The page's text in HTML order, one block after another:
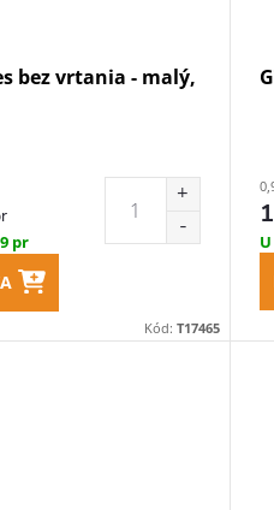
bez vrtania - malý,
9 pr
Kód: T17465